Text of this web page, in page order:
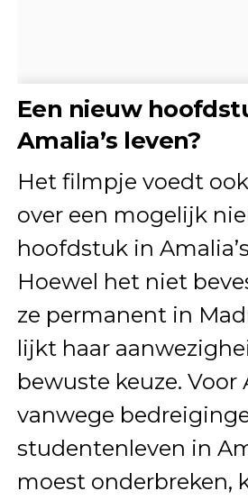
Een nieuw
Amalia’s leven?
Het filmpje voedt
over een mogelijk
hoofdstuk in
Hoewel het niet
ze permanent in
lijkt haar
bewuste keuze. Voor
vanwege
studentenleven in
moest onderbreken,